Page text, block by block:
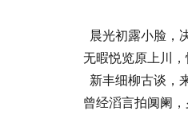
晨光初露小脸，
无暇悦览原上川，
新丰细柳古谈，
曾经滔言拍阒阑，